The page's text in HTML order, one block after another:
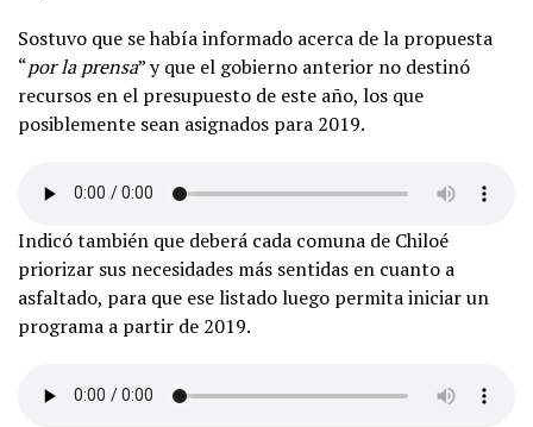
Sostuvo que se había informado acerca de la propuesta
“por la prensa” y que el gobierno anterior no destinó
recursos en el presupuesto de este año, los que
posiblemente sean asignados para 2019.
Indicó también que deberá cada comuna de Chiloé
priorizar sus necesidades más sentidas en cuanto a
asfaltado, para que ese listado luego permita iniciar un
programa a partir de 2019.